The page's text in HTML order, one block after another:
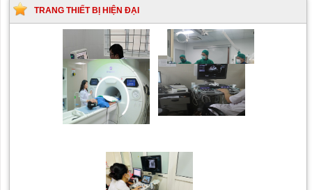
TRANG THIẾT BỊ HIỆN ĐẠI
Siêu âm Doppler xuyên
sọ
Kỹ thuật chụp mạch máu
não bằng hệ thống chụp